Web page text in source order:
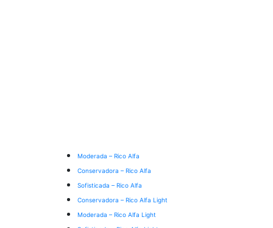
Moderada – Rico Alfa
Conservadora – Rico Alfa
Sofisticada – Rico Alfa
Conservadora – Rico Alfa Light
Moderada – Rico Alfa Light